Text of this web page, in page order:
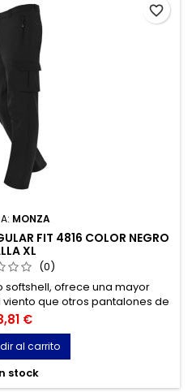
MONZA
FIT 4816 COLOR NEGRO
XL
(0)
ofrece una mayor
que otros pantalones de
€
al carrito
stock
favorite_border